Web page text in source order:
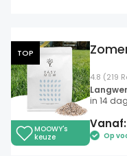
TOP
MOOWY's
keuze
4.8 (219
in 14
Vanaf:
Op